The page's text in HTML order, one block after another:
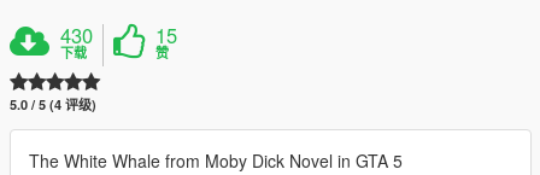
430
下载
15
赞
5.0 / 5 (4 评级)
The White Whale from Moby Dick Novel in GTA 5